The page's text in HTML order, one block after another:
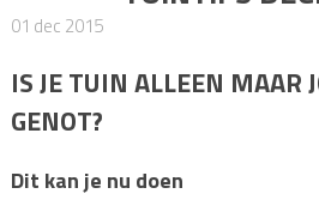
01 dec 2015
IS JE TUIN ALLEEN MAAR
GENOT?
Dit kan je nu doen